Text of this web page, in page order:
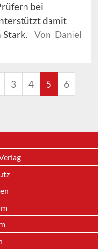
bei
damit
Stark.
Von Daniel
3 4 5 6